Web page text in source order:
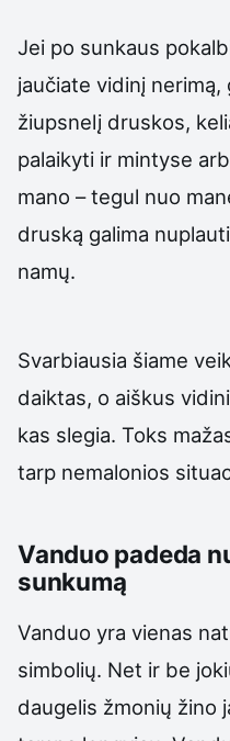
Jei po sunkaus
jaučiate vidinį
žiupsnelį druskos,
palaikyti ir mintyse
mano – tegul nuo
druską galima
namų.
Svarbiausia šiame
daiktas, o aiškus
kas slegia. Toks
tarp nemalonios
Vanduo padeda
sunkumą
Vanduo yra vienas
simbolių. Net ir be
daugelis žmonių žino